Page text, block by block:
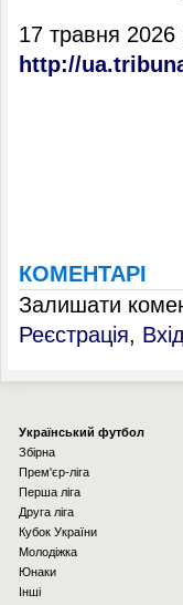
17 травня 2026
http://
КОМЕНТАРІ
Залишати
Реєстрація, Вхід
Українcький футбол
Збірна
Прем'єр-ліга
Перша ліга
Друга ліга
Кубок України
Молодіжка
Юнаки
Інші